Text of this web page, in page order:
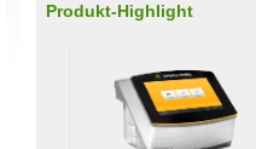
Produkt-Highlight